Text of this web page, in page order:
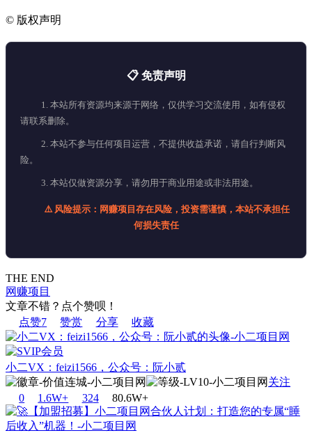
© 版权声明
📋 免责声明
1. 本站所有资源均来源于网络，仅供学习交流使用，如有侵权
请联系删除。
2. 本站不参与任何项目运营，不提供收益承诺，请自行判断风
险。
3. 本站仅做资源分享，请勿用于商业用途或非法用途。
⚠️ 风险提示：网赚项目存在风险，投资需谨慎，本站不承担任
何损失责任
THE END
网赚项目
文章不错？点个赞呗！
点赞7 赞赏 分享 收藏
小二VX：feizi1566，公众号：阮小贰
关注
0
1.6W+ 324 80.6W+